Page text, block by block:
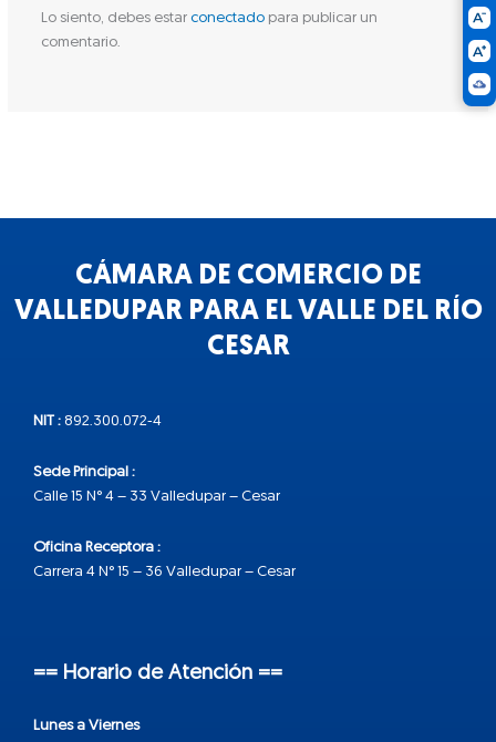
Lo siento, debes estar conectadopara publicar un
comentario.
CÁMARA DE COMERCIO DE
VALLEDUPAR PARA EL VALLE DEL RÍO
CESAR
NIT : 892.300.072-4
Sede Principal :
Calle 15 N° 4 – 33 Valledupar – Cesar
Oficina Receptora :
Carrera 4 N° 15 – 36 Valledupar – Cesar
== Horario de Atención ==
Lunes a Viernes